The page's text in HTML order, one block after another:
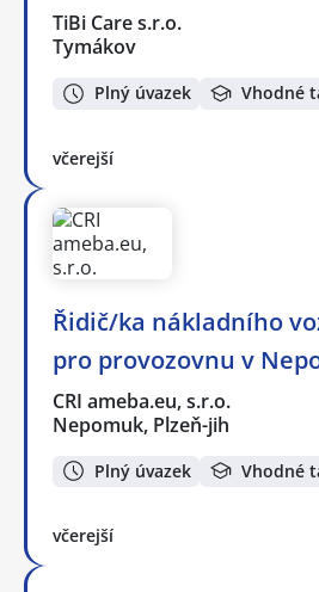
TiBi Care s.r.o.
Tymákov
Plný úvazek Vhodné
včerejší
Řidič/ka nákladního
pro provozovnu v
CRI ameba.eu, s.r.o.
Nepomuk, Plzeň-jih
Plný úvazek Vhodné
včerejší